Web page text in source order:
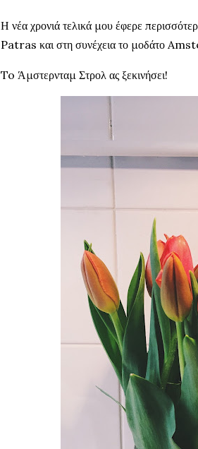
Η νέα χρονιά τελικά μου έφερε
Patras και στη συνέχεια το μοδάτο
To Άμστερνταμ Στρολ ας ξεκινήσει!